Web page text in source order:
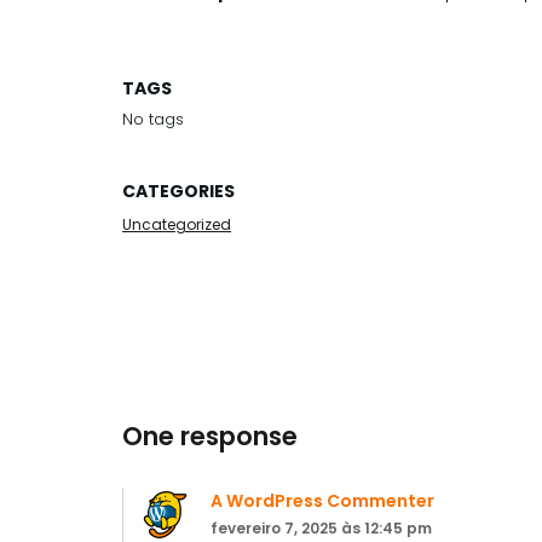
TAGS
No tags
CATEGORIES
Uncategorized
One response
A WordPress Commenter
fevereiro 7, 2025 às 12:45 pm